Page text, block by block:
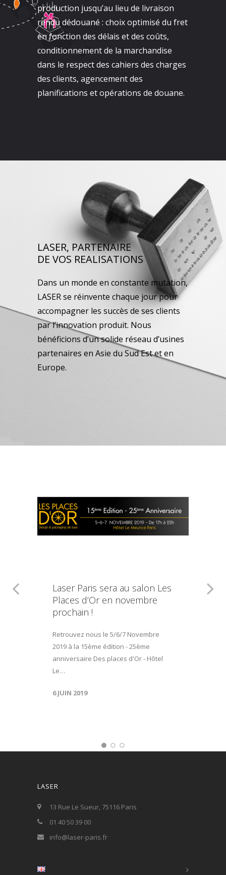
production jusqu’au lieu de livraison
rendu dédouané : choix optimisé du fret
en fonction des délais et des coûts,
conditionnement de la marchandise
dans le respect des cahiers des charges
des clients, agencement des
planifications et opérations de douane.
LASER, PARTENAIRE
DE VOS REALISATIONS
Dans un monde en constante mutation,
LASER se réinvente chaque jour pour
accompagner les succès de ses clients
par l’innovation produit. Nous
bénéficions d’un solide réseau d’usines
partenaires en Asie du Sud Est et en
Europe.
Laser Paris sera au salon Les
Places d’Or en novembre
prochain !
Retrouvez nous le 5/6/7 Novembre
2019 à la 15ème édition - 25ème
anniversaire Des places d'Or - Hôtel
Le…
6 JUIN 2019
LASER
13 Rue Le Sueur, 75116 Paris
01 40 50 39 00
info@laser-paris.fr